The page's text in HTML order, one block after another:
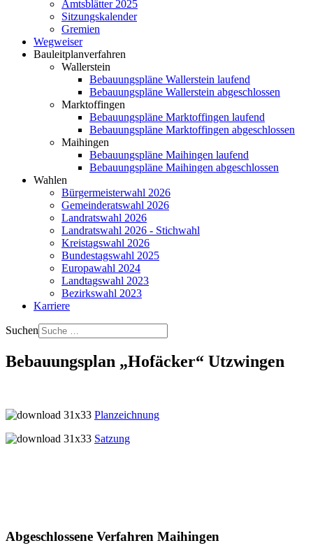
Amtsblätter 2025
Sitzungskalender
Gremien
Wegweiser
Bauleitplanverfahren
Wallerstein
Bebauungspläne Wallerstein laufend
Bebauungspläne Wallerstein abgeschlossen
Marktoffingen
Bebauungspläne Marktoffingen laufend
Bebauungspläne Marktoffingen abgeschlossen
Maihingen
Bebauungspläne Maihingen laufend
Bebauungspläne Maihingen abgeschlossen
Wahlen
Bürgermeisterwahl 2026
Gemeinderatswahl 2026
Landratswahl 2026
Landratswahl 2026 - Stichwahl
Kreistagswahl 2026
Bundestagswahl 2025
Europawahl 2024
Landtagswahl 2023
Bezirkswahl 2023
Karriere
Suchen
Bebauungsplan „Hofäcker“ Utzwingen
Planzeichnung
Satzung
Abgeschlossene Verfahren Maihingen